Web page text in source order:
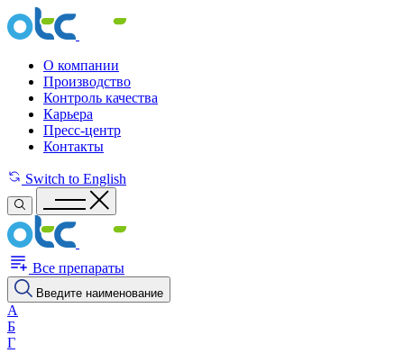
О компании
Производство
Контроль качества
Карьера
Пресс-центр
Контакты
Switch to English
Все препараты
Введите наименование
А
Б
Г